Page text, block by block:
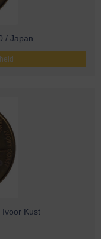
/ Japan
Ivoor Kust